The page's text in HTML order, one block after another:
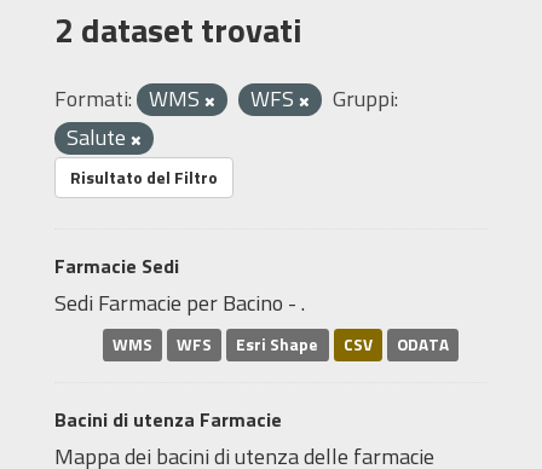
2 dataset trovati
Formati: WMS WFS
Gruppi:
Salute
Risultato del Filtro
Farmacie Sedi
Sedi Farmacie per Bacino - .
WMS WFS Esri Shape CSV ODATA
Bacini di utenza Farmacie
Mappa dei bacini di utenza delle farmacie